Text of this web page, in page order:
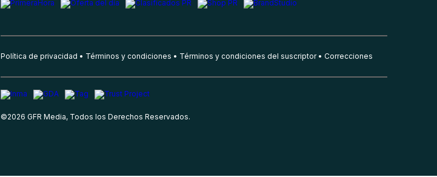
Política de privacidad Términos y condiciones Términos y condiciones del suscriptor Correcciones
©2026 GFR Media, Todos los Derechos Reservados.